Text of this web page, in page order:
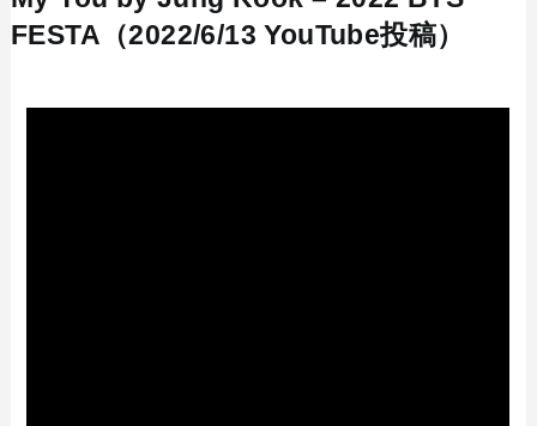
FESTA（2022/6/13 YouTube投稿）